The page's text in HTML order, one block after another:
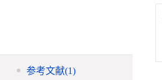
参考文献(1)